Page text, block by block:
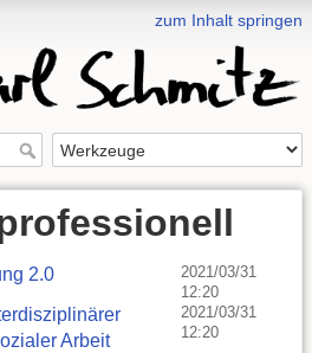
zum Inhalt springen
2.0
2021/03/31
12:20
Arbeit
2021/03/31
12:20